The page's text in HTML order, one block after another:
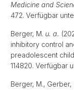
Medicine and
472. Verfügbar
Berger, M. u. a.
inhibitory control
preadolescent
114820. Verfügbar
Berger, M.,